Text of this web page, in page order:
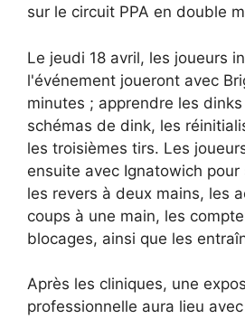
sur le circuit PPA en double
Le jeudi 18 avril, les joueurs
l'événement joueront avec
minutes ; apprendre les
schémas de dink, les
les troisièmes tirs. Les
ensuite avec Ignatowich
les revers à deux mains, les
coups à une main, les
blocages, ainsi que les
Après les cliniques, une
professionnelle aura lieu